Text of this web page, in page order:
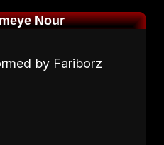
Nour
by Fariborz